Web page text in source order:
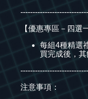
【優惠專區－四選
每組4種精選
買完成後，其
注意事項：